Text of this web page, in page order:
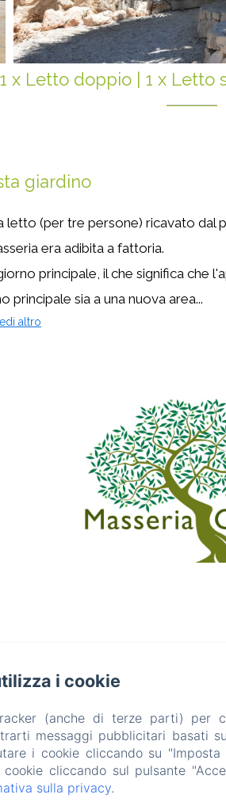
1 x Letto doppio | 1 x Letto
giardino
(per tre persone) ricavato dal
era adibita a fattoria.
principale, il che significa che
principale sia a una nuova area...
altro
i cookie
(anche di terze parti) per
messaggi pubblicitari basati
i cookie cliccando su
cliccando sul pulsante
sulla privacy.